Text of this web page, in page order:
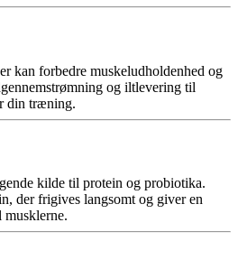
kan forbedre muskeludholdenhed og
og iltlevering til
din træning.
kilde til protein og probiotika.
der frigives langsomt og giver en
musklerne.